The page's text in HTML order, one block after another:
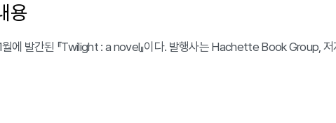
용
에 발간된 『Twilight : a novel』이다. 발행사는 Hachette Book Group,